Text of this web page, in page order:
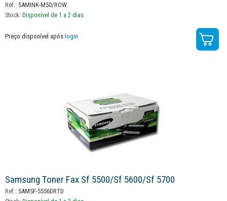
Ref.: SAMINK-M50/ROW
Stock: Disponível de 1 a 2 dias
Preço disponível após login
Samsung Toner Fax Sf 5500/sf 5600/sf 5700
Ref.: SAMSF-5556DRTD